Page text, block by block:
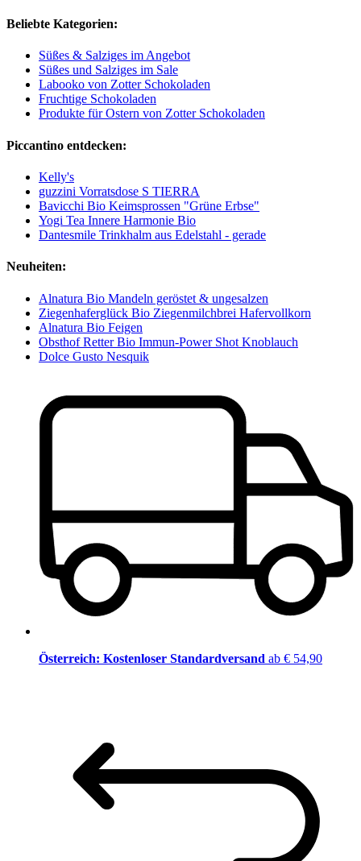
Beliebte Kategorien:
Süßes & Salziges im Angebot
Süßes und Salziges im Sale
Labooko von Zotter Schokoladen
Fruchtige Schokoladen
Produkte für Ostern von Zotter Schokoladen
Piccantino entdecken:
Kelly's
guzzini Vorratsdose S TIERRA
Bavicchi Bio Keimsprossen "Grüne Erbse"
Yogi Tea Innere Harmonie Bio
Dantesmile Trinkhalm aus Edelstahl - gerade
Neuheiten:
Alnatura Bio Mandeln geröstet & ungesalzen
Ziegenhaferglück Bio Ziegenmilchbrei Hafervollkorn
Alnatura Bio Feigen
Obsthof Retter Bio Immun-Power Shot Knoblauch
Dolce Gusto Nesquik
Österreich: Kostenloser Standardversand ab € 54,90